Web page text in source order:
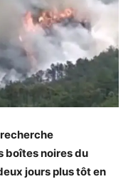
boîtes noires du
jours plus tôt en